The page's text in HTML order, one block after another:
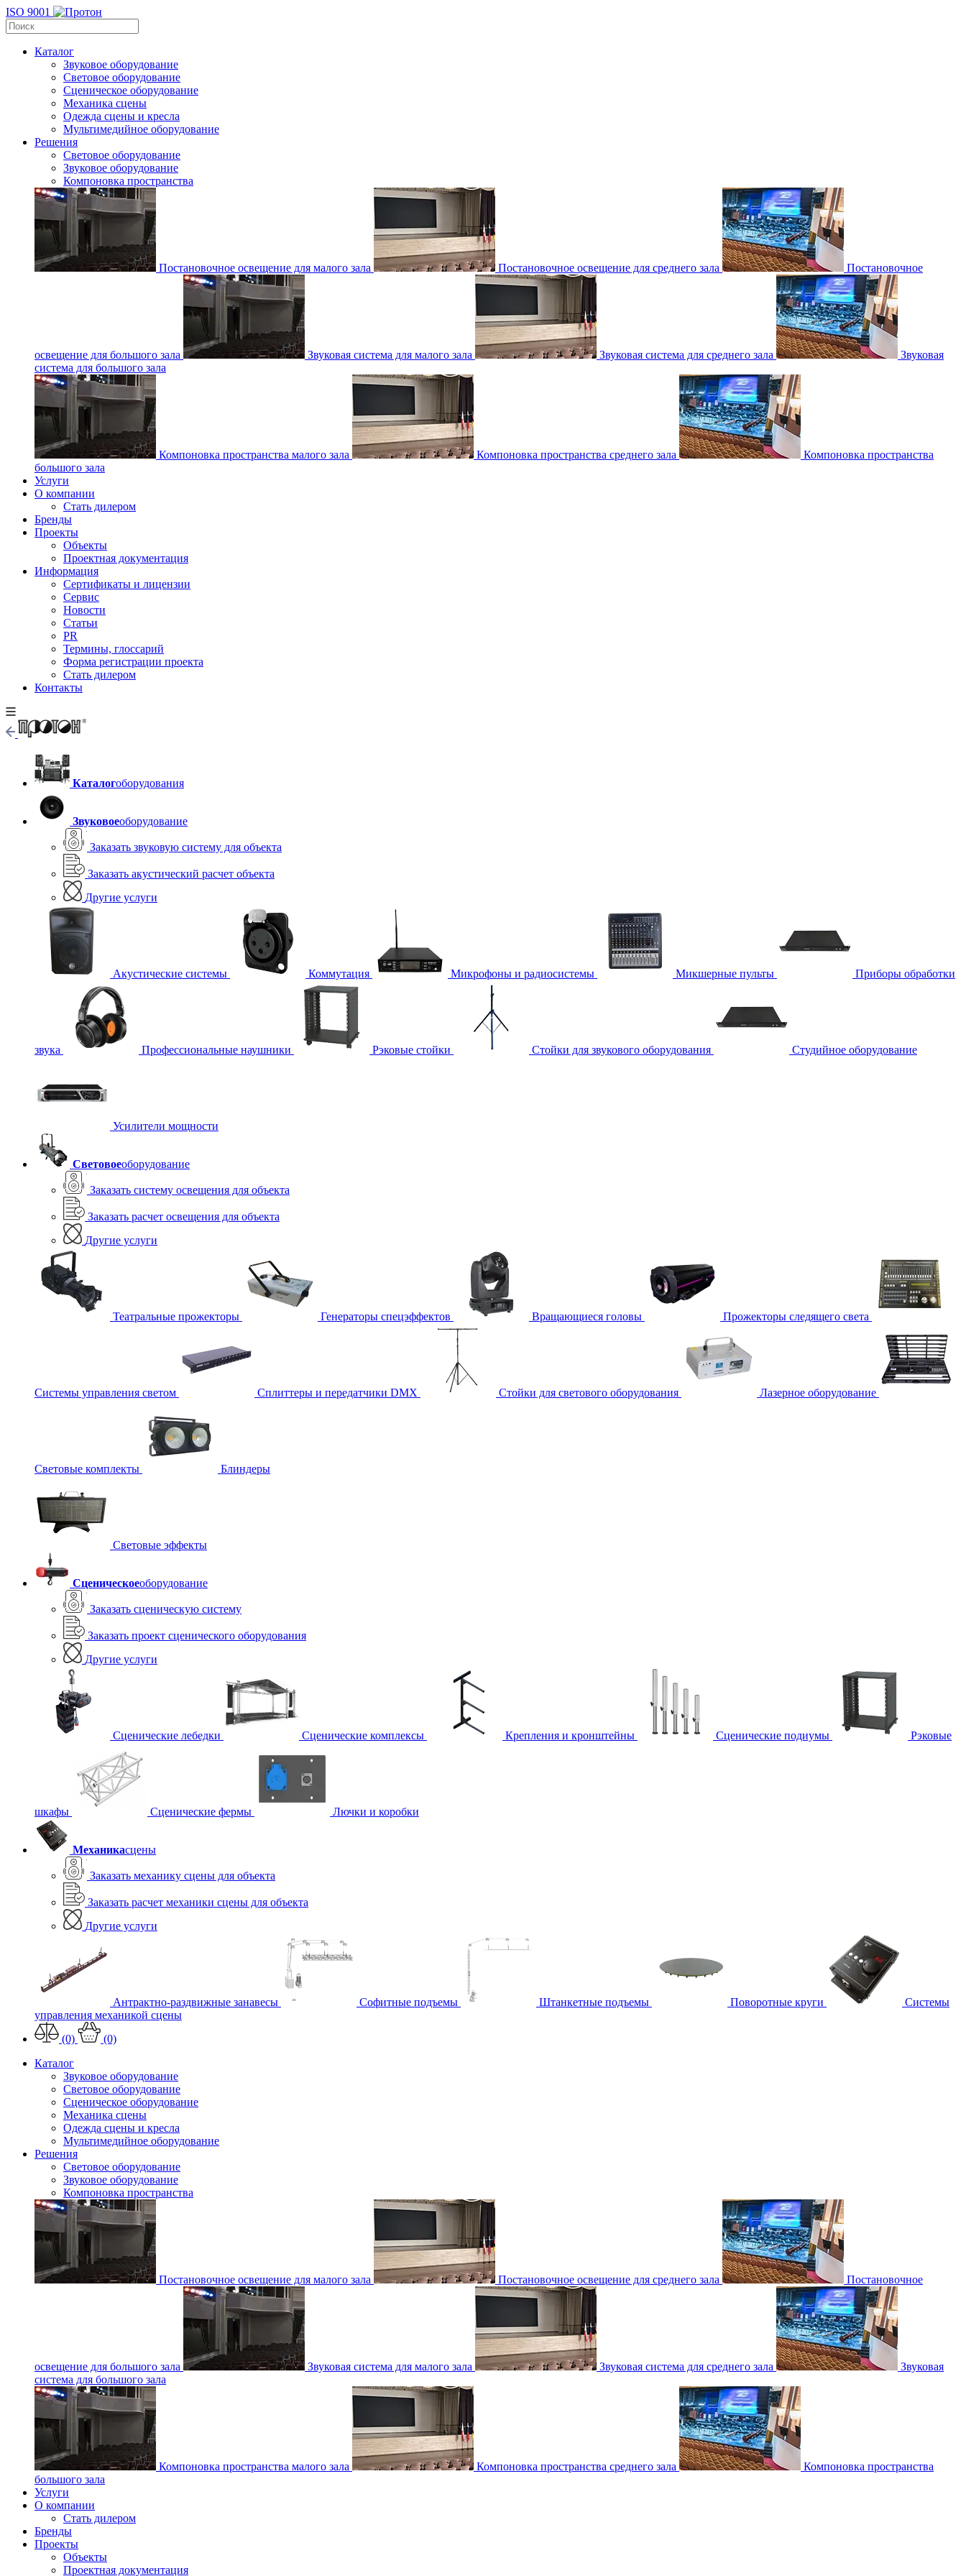
ISO 9001
Каталог
Звуковое оборудование
Световое оборудование
Сценическое оборудование
Механика сцены
Одежда сцены и кресла
Мультимедийное оборудование
Решения
Световое оборудование
Звуковое оборудование
Компоновка пространства
Постановочное освещение для малого зала Постановочное освещение для среднего зала Постановочное
освещение для большого зала Звуковая система для малого зала Звуковая система для среднего зала
Звуковая
система для большого зала
Компоновка пространства малого зала Компоновка пространства среднего зала
Компоновка пространства
большого зала
Услуги
О компании
Стать дилером
Бренды
Проекты
Объекты
Проектная документация
Информация
Сертификаты и лицензии
Сервис
Новости
Статьи
PR
Термины, глоссарий
Форма регистрации проекта
Стать дилером
Контакты
Каталогоборудования
Звуковоеоборудование
Заказать звуковую систему для объекта
Заказать акустический расчет объекта
Другие услуги
Акустические системы Коммутация Микрофоны и радиосистемы Микшерные пульты Приборы обработки
звука Профессиональные наушники Рэковые стойки Стойки для звукового оборудования Студийное оборудование
Усилители мощности
Световоеоборудование
Заказать систему освещения для объекта
Заказать расчет освещения для объекта
Другие услуги
Театральные прожекторы Генераторы спецэффектов Вращающиеся головы Прожекторы следящего света
Системы управления светом Сплиттеры и передатчики DMX Стойки для светового оборудования Лазерное оборудование
Световые комплекты Блиндеры
Световые эффекты
Сценическоеоборудование
Заказать сценическую систему
Заказать проект сценического оборудования
Другие услуги
Сценические лебедки Сценические комплексы Крепления и кронштейны Сценические подиумы Рэковые
шкафы Сценические фермы Лючки и коробки
Механикасцены
Заказать механику сцены для объекта
Заказать расчет механики сцены для объекта
Другие услуги
Антрактно-раздвижные занавесы Софитные подъемы Штанкетные подъемы Поворотные круги
Системы
управления механикой сцены
(0)
(0)
Каталог
Звуковое оборудование
Световое оборудование
Сценическое оборудование
Механика сцены
Одежда сцены и кресла
Мультимедийное оборудование
Решения
Световое оборудование
Звуковое оборудование
Компоновка пространства
Постановочное освещение для малого зала Постановочное освещение для среднего зала Постановочное
освещение для большого зала Звуковая система для малого зала Звуковая система для среднего зала
Звуковая
система для большого зала
Компоновка пространства малого зала Компоновка пространства среднего зала
Компоновка пространства
большого зала
Услуги
О компании
Стать дилером
Бренды
Проекты
Объекты
Проектная документация